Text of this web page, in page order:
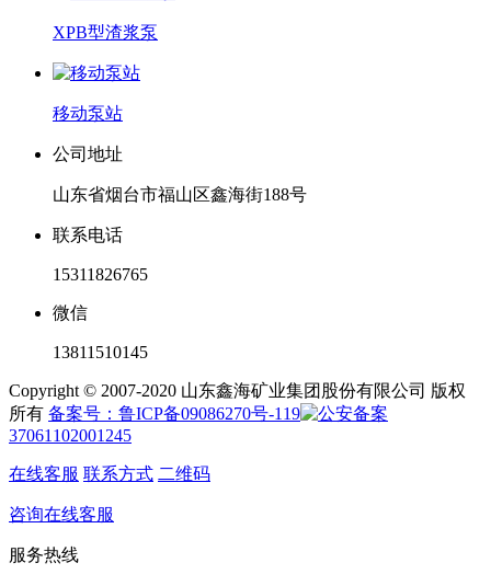
XPB型渣浆泵
移动泵站
公司地址
山东省烟台市福山区鑫海街188号
联系电话
15311826765
微信
13811510145
Copyright © 2007-2020 山东鑫海矿业集团股份有限公司 版权
所有 备案号：鲁ICP备09086270号-119
37061102001245
在线客服 联系方式 二维码
咨询在线客服
服务热线